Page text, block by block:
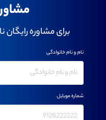
برای مشاوره رایگان
نام و نام خانوادگی
شماره موبایل